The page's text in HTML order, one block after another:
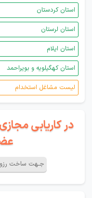
استان کردستان
استان لرستان
استان ایلام
استان کهگیلویه و بویراحمد
لیست مشاغل استخدام
در کاریابی
جـهت ساخت